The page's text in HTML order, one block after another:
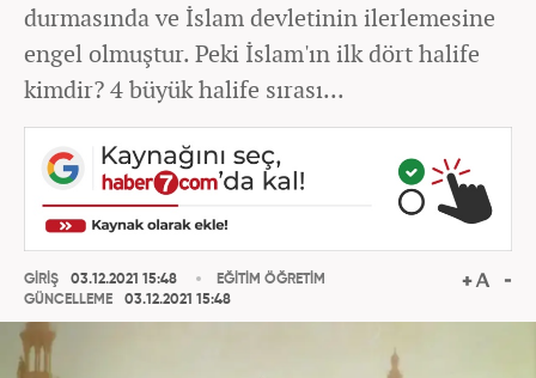
durmasında ve İslam devletinin ilerlemesine
engel olmuştur. Peki İslam'ın ilk dört halife
kimdir? 4 büyük halife sırası...
GİRİŞ
03.12.2021 15:48
GÜNCELLEME
03.12.2021 15:48
EĞİTİM ÖĞRETİM